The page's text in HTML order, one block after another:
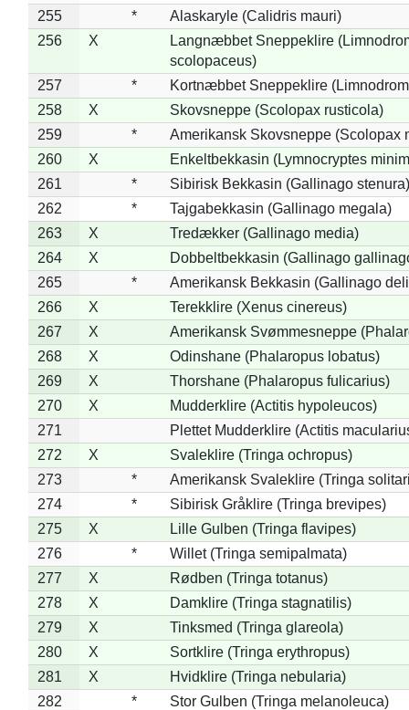
255
*
Alaskaryle (Calidris mauri)
256
X
Langnæbbet Sneppeklire
scolopaceus)
257
*
Kortnæbbet Sneppeklire
258
X
Skovsneppe (Scolopax rusticola)
259
*
Amerikansk Skovsneppe (Scolopax
260
X
Enkeltbekkasin (Lymnocryptes
261
*
Sibirisk Bekkasin (Gallinago stenura)
262
*
Tajgabekkasin (Gallinago megala)
263
X
Tredækker (Gallinago media)
264
X
Dobbeltbekkasin (Gallinago
265
*
Amerikansk Bekkasin (Gallinago
266
X
Terekklire (Xenus cinereus)
267
X
Amerikansk Svømmesneppe
268
X
Odinshane (Phalaropus lobatus)
269
X
Thorshane (Phalaropus fulicarius)
270
X
Mudderklire (Actitis hypoleucos)
271
Plettet Mudderklire (Actitis
272
X
Svaleklire (Tringa ochropus)
273
*
Amerikansk Svaleklire (Tringa
274
*
Sibirisk Gråklire (Tringa brevipes)
275
X
Lille Gulben (Tringa flavipes)
276
*
Willet (Tringa semipalmata)
277
X
Rødben (Tringa totanus)
278
X
Damklire (Tringa stagnatilis)
279
X
Tinksmed (Tringa glareola)
280
X
Sortklire (Tringa erythropus)
281
X
Hvidklire (Tringa nebularia)
282
*
Stor Gulben (Tringa melanoleuca)